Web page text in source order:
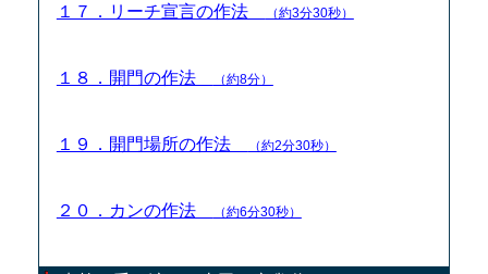
１７．リーチ宣言の作法 （約3分30秒）
１８．開門の作法 （約8分）
１９．開門場所の作法 （約2分30秒）
２０．カンの作法 （約6分30秒）